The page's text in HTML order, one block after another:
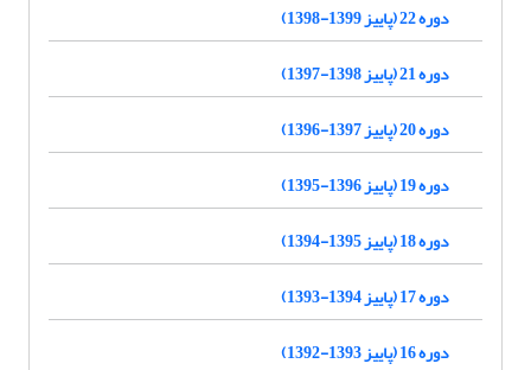
دوره 22 (پاییز 1399-1398)
دوره 21 (پاییز 1398-1397)
دوره 20 (پاییز 1397-1396)
دوره 19 (پاییز 1396-1395)
دوره 18 (پاییز 1395-1394)
دوره 17 (پاییز 1394-1393)
دوره 16 (پاییز 1393-1392)